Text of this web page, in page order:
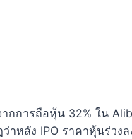
กการถือหุ้น 32% ใน
หลัง IPO ราคาหุ้นร่วง